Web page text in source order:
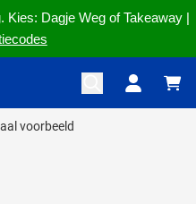
Dagje Weg of Takeaway |
ervaring